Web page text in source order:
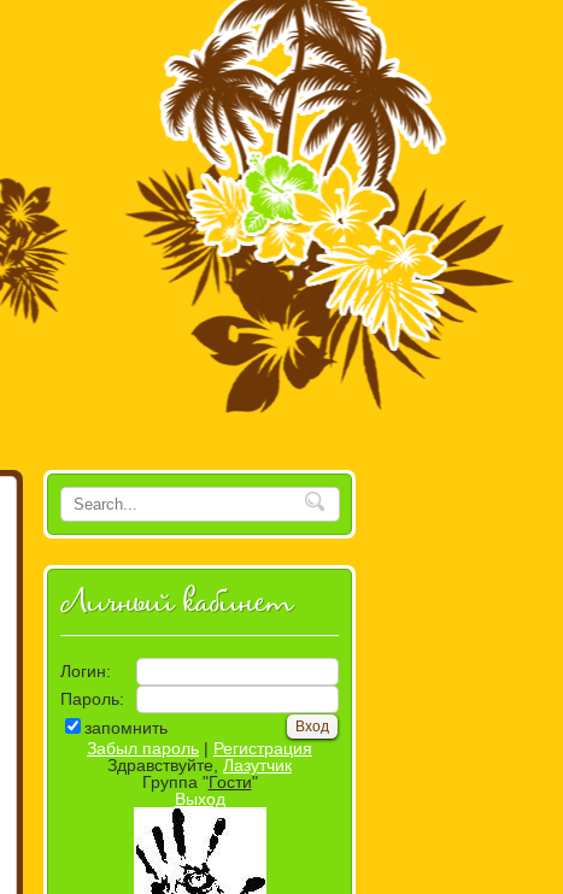
Личный кабинет
Логин:
Пароль:
запомнить
Забыл пароль | Регистрация
Здравствуйте, Лазутчик
Группа "Гости"
Выход